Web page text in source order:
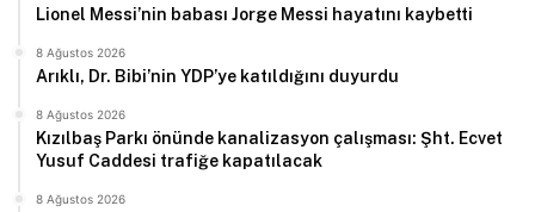
Lionel Messi’nin babası Jorge Messi hayatını kaybetti
8 Ağustos 2026
Arıklı, Dr. Bibi’nin YDP’ye katıldığını duyurdu
8 Ağustos 2026
Kızılbaş Parkı önünde kanalizasyon çalışması: Şht. Ecvet
Yusuf Caddesi trafiğe kapatılacak
8 Ağustos 2026